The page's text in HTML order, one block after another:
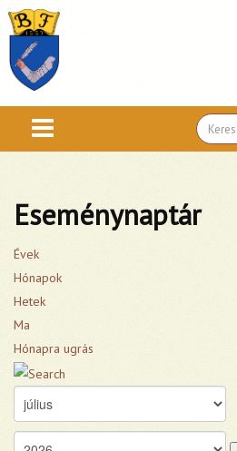
Search
...
Eseménynaptár
Évek
Hónapok
Hetek
Ma
Hónapra ugrás